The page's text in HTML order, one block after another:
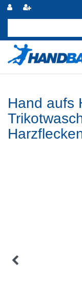
Hand aufs